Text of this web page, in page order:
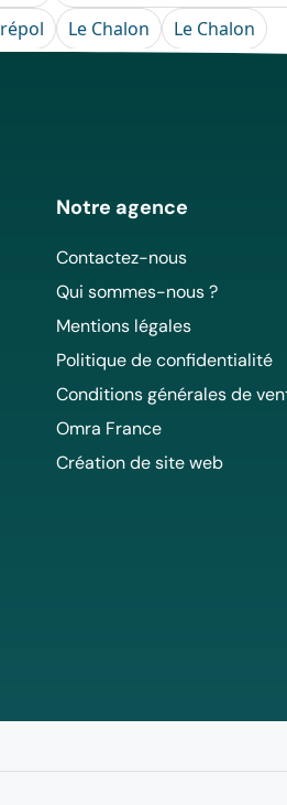
Le Chalon Le Chalon
Notre agence
Contactez-nous
Qui sommes-nous ?
Mentions légales
Politique de confidentialité
Conditions générales de
Omra France
Création de site web